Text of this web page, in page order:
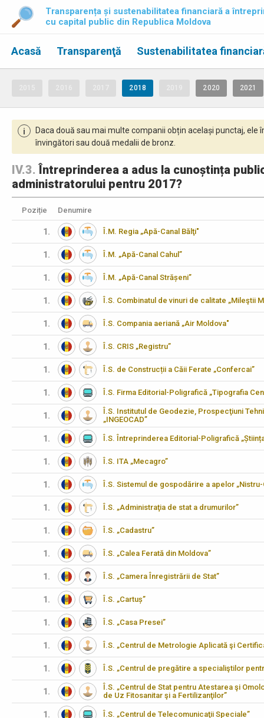
Transparența și sustenabilitatea financiară a
cu capital public din Republica Moldova
Acasă Transparenţă Sustenabilitatea
2018 2020 2021
i
Daca două sau mai multe companii obțin același punctaj,
învingători sau două medalii de bronz.
IV.3.Întreprinderea a adus la cunoștința
administratorului pentru 2017?
Poziție Denumire
1. Î.M. Regia „Apă-Canal Bălţi"
1. Î.M. „Apă-Canal Cahul”
1. Î.M. „Apă-Canal Strășeni”
1. Î.S. Combinatul de vinuri de calitate „Mileştii
1. Î.S. Compania aeriană „Air Moldova"
1. Î.S. CRIS „Registru”
1. Î.S. de Construcții a Căii Ferate „Confercai”
1. Î.S. Firma Editorial-Poligrafică „Tipografia
1.
Î.S. Institutul de Geodezie, Prospecţiuni
„INGEOCAD”
1. Î.S. Întreprinderea Editorial-Poligrafică
1. Î.S. ITA „Mecagro”
1. Î.S. Sistemul de gospodărire a apelor „Nistru-
1. Î.S. „Administraţia de stat a drumurilor”
1. Î.S. „Cadastru”
1. Î.S. „Calea Ferată din Moldova”
1. Î.S. „Camera Înregistrării de Stat”
1. Î.S. „Cartuș”
1. Î.S. „Casa Presei”
1. Î.S. „Centrul de Metrologie Aplicată şi
1. Î.S. „Centrul de pregătire a specialiştilor
1.
Î.S. „Centrul de Stat pentru Atestarea şi
de Uz Fitosanitar şi a Fertilizanţilor”
1. Î.S. „Centrul de Telecomunicaţii Speciale”